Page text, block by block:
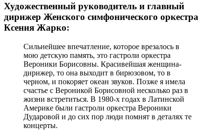
Художественный руководитель и главный
дирижер Женского симфонического оркестра
Ксения Жарко:
Сильнейшее впечатление, которое врезалось в
мою детскую память, это гастроли оркестра
Вероники Борисовны. Красивейшая женщина-
дирижер, то она выходит в бирюзовом, то в
черном, и покоряет океан звуков. Позже я имела
счастье с Вероникой Борисовной несколько раз в
жизни встретиться. В 1980-х годах в Латинской
Америке были гастроли оркестра Вероники
Дударовой и до сих пор люди помнят в деталях те
концерты.